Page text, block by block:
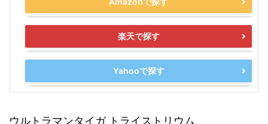
楽天で探す
Yahooで探す
ウルトラマンタイガ トライストリウム